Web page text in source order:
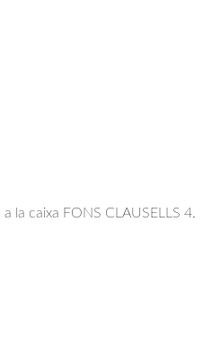
la caixa FONS CLAUSELLS 4.